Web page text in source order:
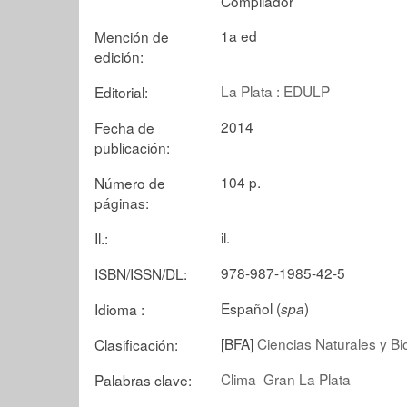
Mención de
edición:
1a ed
Editorial:
La Plata : EDULP
Fecha de
publicación:
2014
Número de
páginas:
104 p.
Il.:
il.
ISBN/ISSN/DL:
978-987-1985-42-5
Idioma :
Español (spa)
Clasificación:
[BFA]Ciencias Naturales y
Palabras clave:
Clima Gran La Plata